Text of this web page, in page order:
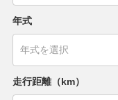
年式
走行距離（km）